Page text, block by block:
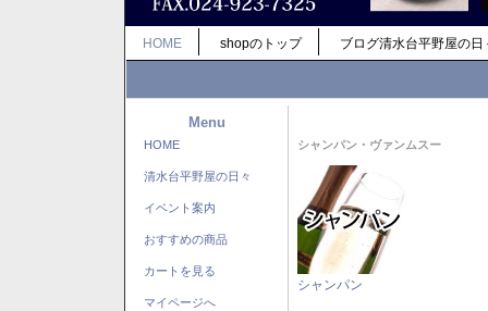
HOME shopのトップ ブログ清水台平野屋の日
Menu
HOME
清水台平野屋の日々
イベント案内
おすすめの商品
カートを見る
マイページへ
シャンパン・ヴァンムスー
シャンパン